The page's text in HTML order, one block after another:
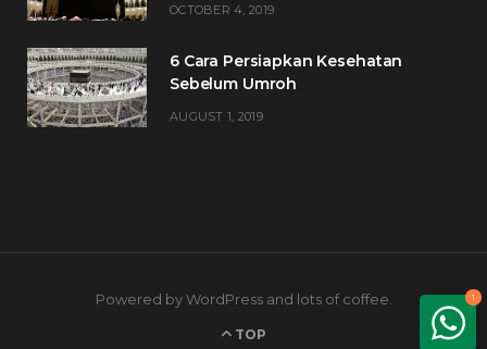
1
OCTOBER 4, 2019
6 Cara Persiapkan Kesehatan
Sebelum Umroh
AUGUST 1, 2019
Powered by WordPress and lots of coffee.
TOP